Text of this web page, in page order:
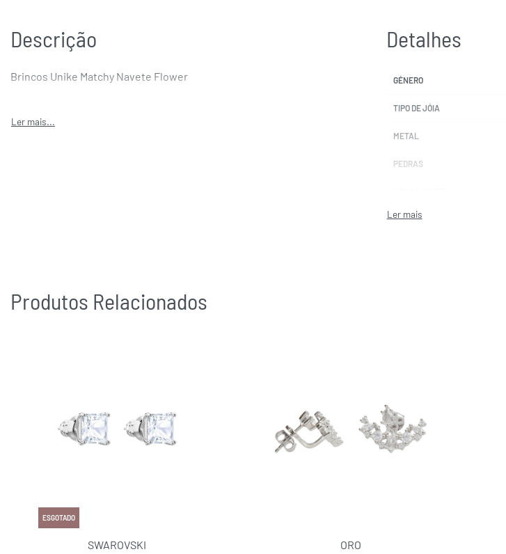
Descrição
Brincos Unike Matchy Navete Flower
Detalhes
GÉNERO
TIPO DE JÓIA
METAL
PEDRAS
MARCAS
Produtos Relacionados
ESGOTADO
SWAROVSKI ORO